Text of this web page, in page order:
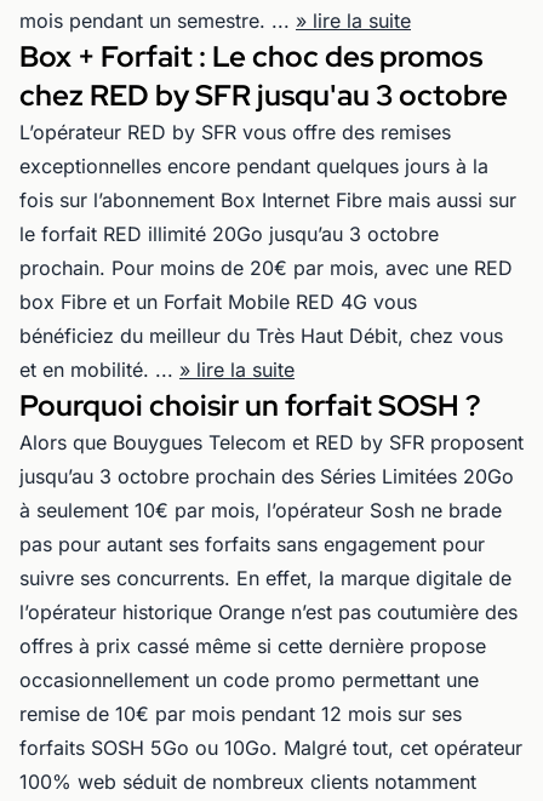
mois pendant un semestre. ... » lire la suite
Box + Forfait : Le choc des promos
chez RED by SFR jusqu'au 3 octobre
L’opérateur RED by SFR vous offre des remises
exceptionnelles encore pendant quelques jours à la
fois sur l’abonnement Box Internet Fibre mais aussi sur
le forfait RED illimité 20Go jusqu’au 3 octobre
prochain. Pour moins de 20€ par mois, avec une RED
box Fibre et un Forfait Mobile RED 4G vous
bénéficiez du meilleur du Très Haut Débit, chez vous
et en mobilité. ... » lire la suite
Pourquoi choisir un forfait SOSH ?
Alors que Bouygues Telecom et RED by SFR proposent
jusqu’au 3 octobre prochain des Séries Limitées 20Go
à seulement 10€ par mois, l’opérateur Sosh ne brade
pas pour autant ses forfaits sans engagement pour
suivre ses concurrents. En effet, la marque digitale de
l’opérateur historique Orange n’est pas coutumière des
offres à prix cassé même si cette dernière propose
occasionnellement un code promo permettant une
remise de 10€ par mois pendant 12 mois sur ses
forfaits SOSH 5Go ou 10Go. Malgré tout, cet opérateur
100% web séduit de nombreux clients notamment